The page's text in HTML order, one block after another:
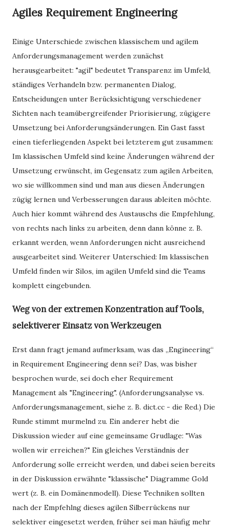
Agiles Requirement Engineering
Einige Unterschiede zwischen klassischem und agilem
Anforderungsmanagement werden zunächst
herausgearbeitet: "agil" bedeutet Transparenz im Umfeld,
ständiges Verhandeln bzw. permanenten Dialog,
Entscheidungen unter Berücksichtigung verschiedener
Sichten nach teamübergreifender Priorisierung, zügigere
Umsetzung bei Anforderungsänderungen. Ein Gast fasst
einen tieferliegenden Aspekt bei letzterem gut zusammen:
Im klassischen Umfeld sind keine Änderungen während der
Umsetzung erwünscht, im Gegensatz zum agilen Arbeiten,
wo sie willkommen sind und man aus diesen Änderungen
zügig lernen und Verbesserungen daraus ableiten möchte.
Auch hier kommt während des Austauschs die Empfehlung,
von rechts nach links zu arbeiten, denn dann könne z. B.
erkannt werden, wenn Anforderungen nicht ausreichend
ausgearbeitet sind. Weiterer Unterschied: Im klassischen
Umfeld finden wir Silos, im agilen Umfeld sind die Teams
komplett eingebunden.
Weg von der extremen Konzentration auf Tools,
selektiverer Einsatz von Werkzeugen
Erst dann fragt jemand aufmerksam, was das „Engineering“
in Requirement Engineering denn sei? Das, was bisher
besprochen wurde, sei doch eher Requirement
Management als "Engineering". (Anforderungsanalyse vs.
Anforderungsmanagement, siehe z. B. dict.cc - die Red.) Die
Runde stimmt murmelnd zu. Ein anderer hebt die
Diskussion wieder auf eine gemeinsame Grudlage: "Was
wollen wir erreichen?" Ein gleiches Verständnis der
Anforderung solle erreicht werden, und dabei seien bereits
in der Diskussion erwähnte "klassische" Diagramme Gold
wert (z. B. ein Domänenmodell). Diese Techniken sollten
nach der Empfehlng dieses agilen Silberrückens nur
selektiver eingesetzt werden, früher sei man häufig mehr